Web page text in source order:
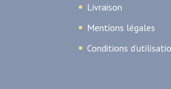
Livraison
Mentions légales
Conditions